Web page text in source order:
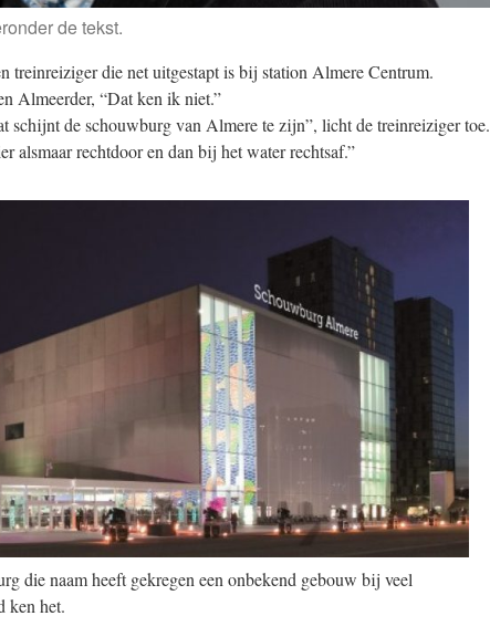
de tekst.
treinreiziger die net uitgestapt is bij station Almere Centrum.
Almeerder, “Dat ken ik niet.”
schijnt de schouwburg van Almere te zijn”, licht de treinreiziger toe.
alsmaar rechtdoor en dan bij het water rechtsaf.”
die naam heeft gekregen een onbekend gebouw bij veel
ken het.